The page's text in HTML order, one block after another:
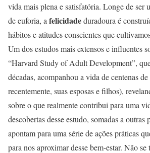
vida mais plena e satisfatória. Longe de ser
de euforia, a felicidadeduradoura é
hábitos e atitudes conscientes que
Um dos estudos mais extensos e influentes
“Harvard Study of Adult Development”,
décadas, acompanhou a vida de centenas
recentemente, suas esposas e filhos),
sobre o que realmente contribui para uma
descobertas desse estudo, somadas a outras
apontam para uma série de ações práticas
para nos aproximar desse bem-estar. Não se